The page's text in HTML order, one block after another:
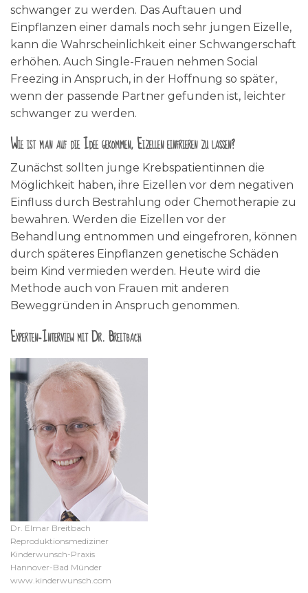
schwanger zu werden. Das Auftauen und
Einpflanzen einer damals noch sehr jungen Eizelle,
kann die Wahrscheinlichkeit einer Schwangerschaft
erhöhen. Auch Single-Frauen nehmen Social
Freezing in Anspruch, in der Hoffnung so später,
wenn der passende Partner gefunden ist, leichter
schwanger zu werden.
Wie ist man auf die Idee gekommen, Eizellen einfrieren zu lassen?
Zunächst sollten junge Krebspatientinnen die
Möglichkeit haben, ihre Eizellen vor dem negativen
Einfluss durch Bestrahlung oder Chemotherapie zu
bewahren. Werden die Eizellen vor der
Behandlung entnommen und eingefroren, können
durch späteres Einpflanzen genetische Schäden
beim Kind vermieden werden. Heute wird die
Methode auch von Frauen mit anderen
Beweggründen in Anspruch genommen.
Experten-Interview mit Dr. Breitbach
Dr. Elmar Breitbach
Reproduktionsmediziner
Kinderwunsch-Praxis
Hannover-Bad Münder
www.kinderwunsch.com